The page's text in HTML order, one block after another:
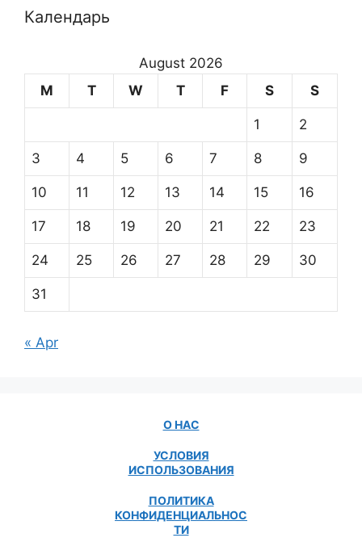
Календарь
August 2026
M
T W T F S S
1 2
3 4 5 6 7 8 9
10 11 12 13 14 15 16
17 18 19 20 21 22 23
24 25 26 27 28 29 30
31
« Apr
О НАС
УСЛОВИЯ
ИСПОЛЬЗОВАНИЯ
ПОЛИТИКА
КОНФИДЕНЦИАЛЬНОС
ТИ